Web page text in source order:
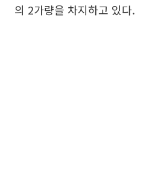
의 2가량을 차지하고 있다.